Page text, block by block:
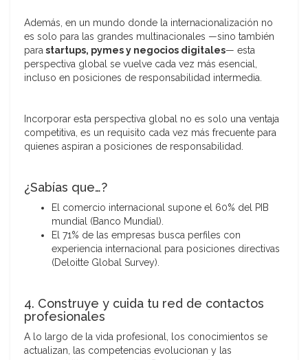
Además, en un mundo donde la internacionalización no
es solo para las grandes multinacionales —sino también
parastartups, pymes y negocios digitales— esta
perspectiva global se vuelve cada vez más esencial,
incluso en posiciones de responsabilidad intermedia.
Incorporar esta perspectiva global no es solo una ventaja
competitiva, es un requisito cada vez más frecuente para
quienes aspiran a posiciones de responsabilidad.
¿Sabías que…?
El comercio internacional supone el 60% del PIB
mundial (Banco Mundial).
El 71% de las empresas busca perfiles con
experiencia internacional para posiciones directivas
(Deloitte Global Survey).
4. Construye y cuida tu red de contactos
profesionales
A lo largo de la vida profesional, los conocimientos se
actualizan, las competencias evolucionan y las